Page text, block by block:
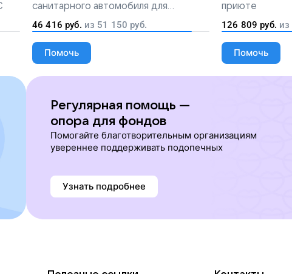
санитарного автомобиля для
перевозки тяжелобольных людей
46 416 руб. из 51 150 руб.
Помочь
приюте
126 809 руб. из
Помочь
Регулярная помощь —
опора для фондов
Помогайте благотворительным организациям
увереннее поддерживать подопечных
Узнать подробнее